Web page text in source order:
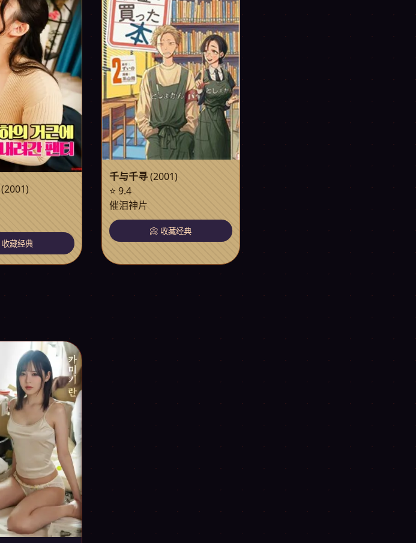
(2001)
收藏经典
千与千寻(2001)
⭐ 9.4
催泪神片
📀 收藏经典